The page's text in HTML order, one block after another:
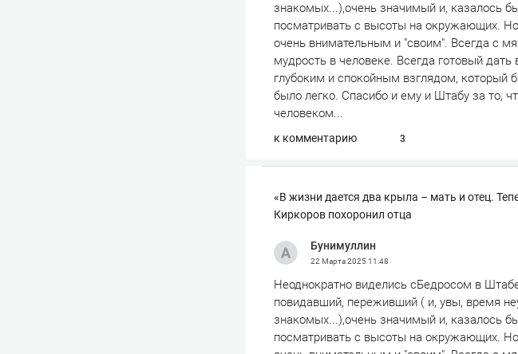
знакомых...),очень значимый и, казалось
посматривать с высоты на окружающих.
очень внимательным и "своим". Всегда с
мудрость в человеке. Всегда готовый
глубоким и спокойным взглядом, который
было легко. Спасибо и ему и Штабу за то,
человеком...
к комментарию 3
«В жизни дается два крыла – мать и отец.
Киркоров похоронил отца
Бунимуллин
22 Марта 202511:48
Неоднократно виделись сБедросом в
повидавший, переживший ( и, увы, время
знакомых...),очень значимый и, казалось
посматривать с высоты на окружающих.